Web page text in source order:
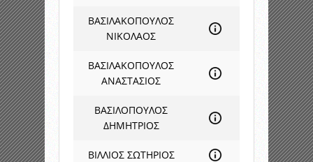
ΒΑΣΙΛΑΚΟΠΟΥΛΟΣ
ΝΙΚΟΛΑΟΣ
ΒΑΣΙΛΑΚΟΠΟΥΛΟΣ
ΑΝΑΣΤΑΣΙΟΣ
ΒΑΣΙΛΟΠΟΥΛΟΣ
ΔΗΜΗΤΡΙΟΣ
ΒΙΛΛΙΟΣ ΣΩΤΗΡΙΟΣ